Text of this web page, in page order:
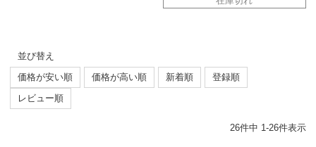
並び替え
価格が安い順
価格が高い順 新着順
登録順
レビュー順
26件中 1-26件表示